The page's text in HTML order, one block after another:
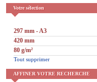
Votre sélection
297 mm - A3
420 mm
80 g/m²
Tout supprimer
AFFINER VOTRE RECHERCHE